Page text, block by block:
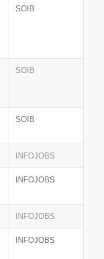
SOIB
SOIB
SOIB
INFOJOBS
INFOJOBS
INFOJOBS
INFOJOBS